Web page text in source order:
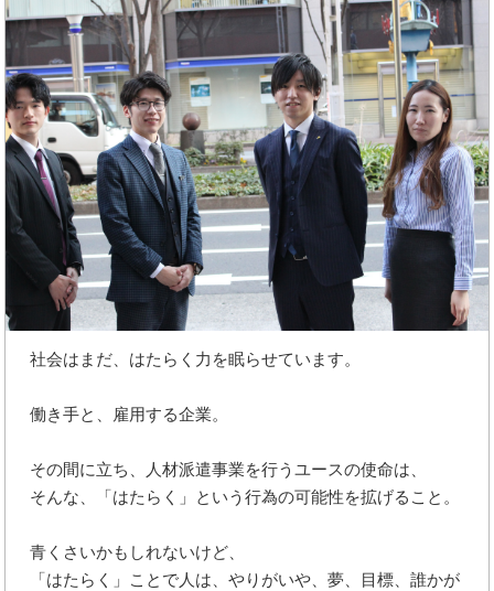
社会はまだ、はたらく力を眠らせています。
働き手と、雇用する企業。
その間に立ち、人材派遣事業を行うユースの使命は、
そんな、「はたらく」という行為の可能性を拡げること。
青くさいかもしれないけど、
「はたらく」ことで人は、やりがいや、夢、目標、誰かが